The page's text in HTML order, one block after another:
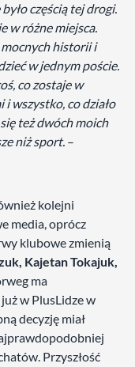
częścią tej drogi.
w różne miejsca.
mocnych historii i
w jednym poście.
co zostaje w
i wszystko, co działo
też dwóch moich
niż sport. –
kolejni
media, oprócz
klubowe zmienią
Kajetan Tokajuk,
ma
w PlusLidze w
decyzję miał
Przyszłość